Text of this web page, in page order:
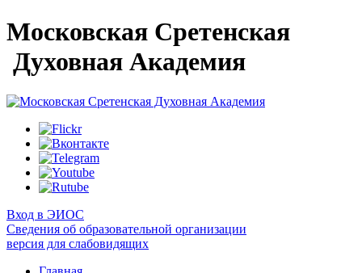
Московская Сретенская
Духовная Академия
Вход в ЭИОС
Сведения об образовательной организации
версия для слабовидящих